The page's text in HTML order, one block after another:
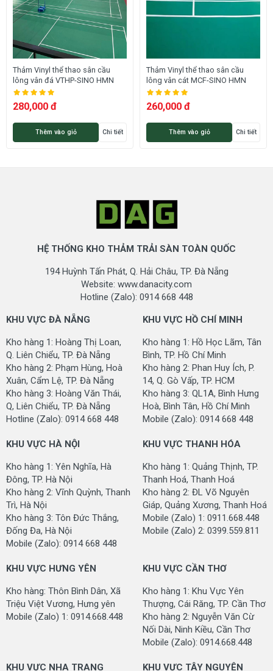
HÌNH ẢNH MẪU THẢM SÂN CẦU LÔNG MCF-SINO
Thảm Vinyl thể thao sân cầu
lông vân đá VTHP-SINO HMN
280,000 đ
Thêm vào giỏ Chi tiết
Thảm Vinyl thể thao sân cầu
lông vân cát MCF-SINO HMN
260,000 đ
Thêm vào giỏ Chi tiết
HỆ THỐNG KHO THẢM TRẢI SÀN TOÀN QUỐC
194 Huỳnh Tấn Phát, Q. Hải Châu, TP. Đà Nẵng
Website: www.danacity.com
Hotline (Zalo): 0914 668 448
KHU VỰC ĐÀ NẴNG
Kho hàng 1: Hoàng Thị Loan,
Q. Liên Chiểu, TP. Đà Nẵng
Kho hàng 2: Phạm Hùng, Hoà
Xuân, Cẩm Lệ, TP. Đà Nẵng
Kho hàng 3: Hoàng Văn Thái,
Q, Liên Chiểu, TP. Đà Nẵng
Hotline (Zalo): 0914 668 448
KHU VỰC HỒ CHÍ MINH
Kho hàng 1: Hồ Học Lãm, Tân
Bình, TP. Hồ Chí Minh
Kho hàng 2: Phan Huy Ích, P.
14, Q. Gò Vấp, TP. HCM
Kho hàng 3: QL1A, Bình Hưng
Hoà, Bình Tân, Hồ Chí Minh
Mobile (Zalo): 0914 668 448
KHU VỰC HÀ NỘI
Kho hàng 1: Yên Nghĩa, Hà
Đông, TP. Hà Nội
Kho hàng 2: Vĩnh Quỳnh, Thanh
Trì, Hà Nội
Kho hàng 3: Tôn Đức Thắng,
Đống Đa, Hà Nội
Mobile (Zalo): 0914 668 448
KHU VỰC THANH HÓA
Kho hàng 1: Quảng Thịnh, TP.
Thanh Hoá, Thanh Hoá
Kho hàng 2: ĐL Võ Nguyên
Giáp, Quảng Xương, Thanh Hoá
Mobile (Zalo) 1: 0911.668.448
Mobile (Zalo) 2: 0399.559.811
KHU VỰC HƯNG YÊN
Kho hàng: Thôn Bình Dân, Xã
Triệu Việt Vương, Hưng yên
Mobile (Zalo) 1: 0914.668.448
KHU VỰC CẦN THƠ
Kho hàng 1: Khu Vực Yên
Thượng, Cái Răng, TP. Cần Thơ
Kho hàng 2: Nguyễn Văn Cừ
Nối Dài, Ninh Kiều, Cần Thơ
Mobile (Zalo): 0914.668.448
KHU VỰC NHA TRANG KHU VỰC TÂY NGUYÊN